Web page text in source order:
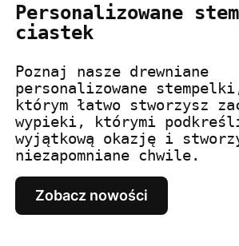
Personalizowane
ciastek
Poznaj nasze drewniane
personalizowane
którym łatwo stworzysz
wypieki, którymi
wyjątkową okazję i
niezapomniane chwile.
Zobacz nowości